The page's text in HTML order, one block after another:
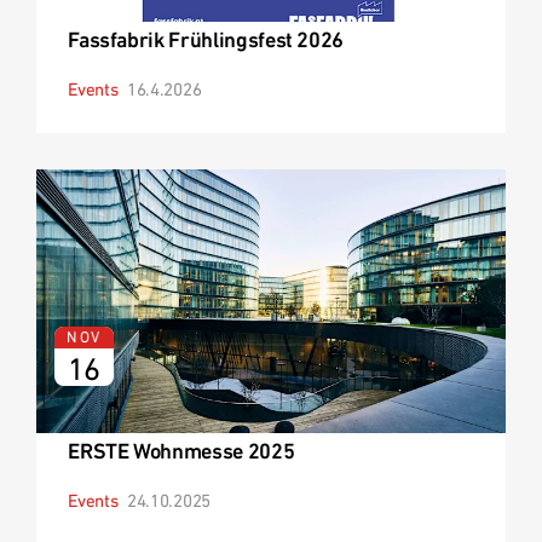
Fassfabrik Frühlingsfest 2026
Events 16.4.2026
NOV
16
ERSTE Wohnmesse 2025
Events 24.10.2025